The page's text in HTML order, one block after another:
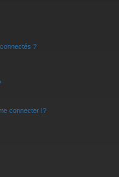
?
connecter !?